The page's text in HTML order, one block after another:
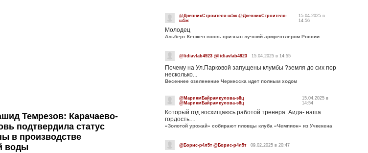
Темрезов: Карачаево-
подтвердила статус
в производстве
воды
@ДневникСтроителя-ш5ж @ДневникСтроителя-
ш5ж
15.04.2025 в
14:56
Молодец
Альберт Кенжев вновь признан лучший армрестлером России
@lidiavlab4923 @lidiavlab4923 15.04.2025 в 14:55
Почему на Ул.Парковой запущены клумбы ?земля до сих пор
несколько...
Весеннее озеленение Черкесска идет полным ходом
@МариямБайрамкулова-э8ц
@МариямБайрамкулова-э8ц
15.04.2025 в
14:54
Который год восхищаюсь работой тренера. Аида- наша
гордость....
«Золотой урожай» собирают пловцы клуба «Чемпион» из Учкекена
@Борис-р4л5т @Борис-р4л5т 09.02.2025 в 20:47